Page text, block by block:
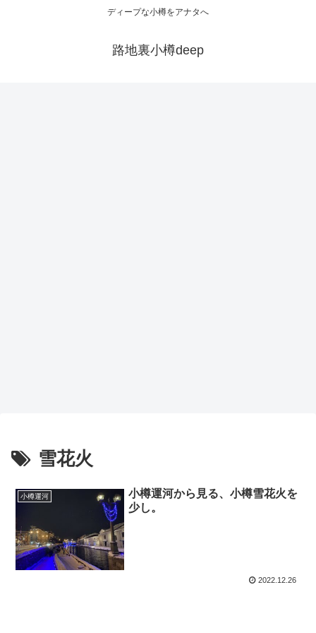
ディープな小樽をアナタへ
路地裏小樽deep
雪花火
小樽運河
小樽運河から見る、小樽雪花火を
少し。
2022.12.26